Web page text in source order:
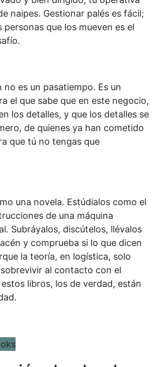
naipes. Gestionar palés es fácil;
personas que los mueven es el
no es un pasatiempo. Es un
el que sabe que en este negocio,
los detalles, y que los detalles se
de quienes ya han cometido
que tú no tengas que
una novela. Estúdialos como el
de una máquina
Subráyalos, discútelos, llévalos
y comprueba si lo que dicen
la teoría, en logística, solo
al contacto con el
libros, los de verdad, están